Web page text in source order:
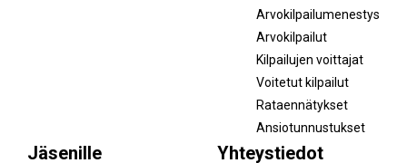
Arvokilpailumenestys
Arvokilpailut
Kilpailujen voittajat
Voitetut kilpailut
Rataennätykset
Ansiotunnustukset
Jäsenille Yhteystiedot